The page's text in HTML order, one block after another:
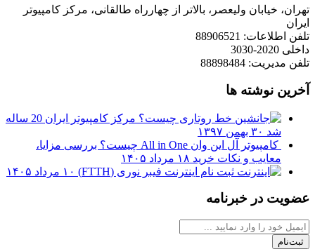
تهران، خیابان ولیعصر، بالاتر از چهارراه طالقانی، مرکز کامپیوتر
ایران
تلفن اطلاعات: 88906521
داخلی 2020-3030
تلفن مدیریت: 88898484
آخرین نوشته ها
مرکز کامپیوتر ایران 20 ساله
شد ۳۰ بهمن ۱۳۹۷
کامپیوتر آل این وان All in One چیست؟ بررسی مزایا،
معایب و نکات خرید ۱۸ مرداد ۱۴۰۵
ثبت نام اینترنت فیبر نوری (FTTH)
۱۰ مرداد ۱۴۰۵
عضویت در خبرنامه
ثبت‌نام